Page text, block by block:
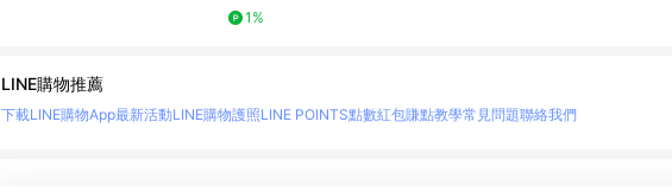
1%
LINE購物推薦
下載LINE購物App最新活動LINE購物護照LINE POINTS點數紅包賺點教學常見問題聯絡我們